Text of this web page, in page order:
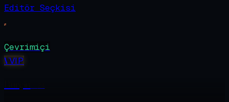
Editör Seçkisi
Çevrimiçi
VVIP